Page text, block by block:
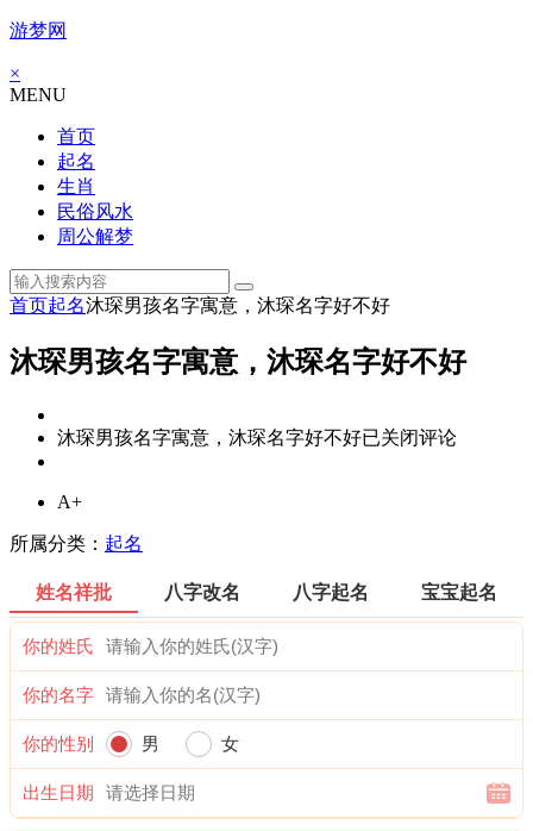
游梦网
×
MENU
首页
起名
生肖
民俗风水
周公解梦
首页起名沐琛男孩名字寓意，沐琛名字好不好
沐琛男孩名字寓意，沐琛名字好不好
沐琛男孩名字寓意，沐琛名字好不好已关闭评论
A+
所属分类： 起名
姓名祥批 八字改名 八字起名 宝宝起名
你的姓氏
你的名字
你的性别 男 女
出生日期